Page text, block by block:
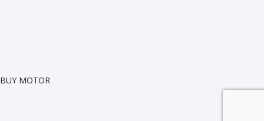
BUY MOTOR
Μεταχειρισμενα ανταλλακτικα αυτοκινητων : Alfa Romeo - Audi -